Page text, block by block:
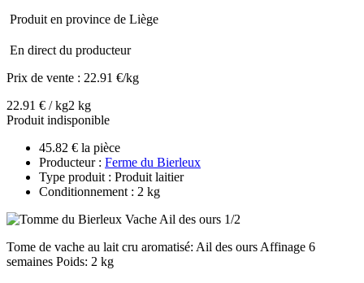
Produit en province de Liège
En direct du producteur
Prix de vente : 22.91 €/kg
22.91 € / kg2 kg
Produit indisponible
45.82 € la pièce
Producteur : Ferme du Bierleux
Type produit : Produit laitier
Conditionnement : 2 kg
Tome de vache au lait cru aromatisé: Ail des ours Affinage 6
semaines Poids: 2 kg